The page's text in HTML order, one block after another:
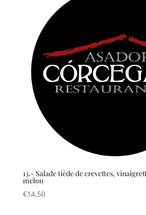
13.- Salade tiède de crevettes,
melon
€14,50